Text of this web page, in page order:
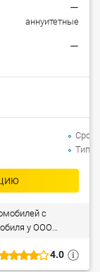
4.0
—
аннуитетные
—
Срок
Тип
с
у ООО